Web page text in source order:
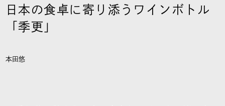
日本の食卓に寄り添うワインボトル
「季更」
本田悠